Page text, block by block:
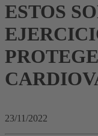
ESTOS
23/11/2022